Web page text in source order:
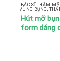
BÁC SĨ THẨM
VÙNG BỤNG ,
Hút mỡ
form dáng